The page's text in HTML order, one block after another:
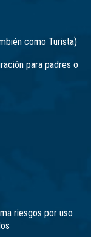
como Turista)
para padres o
riesgos por uso